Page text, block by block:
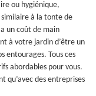
ou hygiénique,
à la tonte de
un coût de main
à votre jardin d’être un
entourages. Tous ces
abordables pour vous.
qu’avec des entreprises